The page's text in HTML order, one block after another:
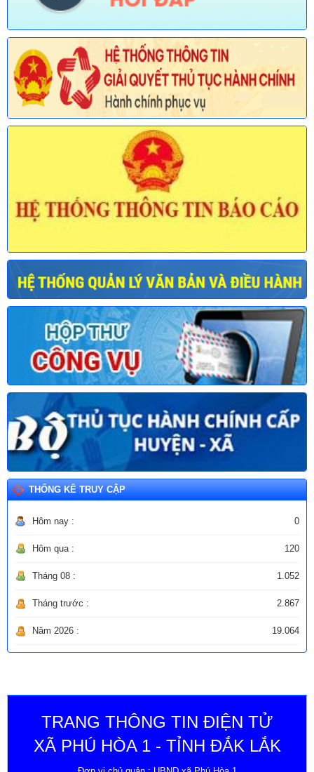
THỐNG KÊ TRUY CẬP
Hôm nay : 0
Hôm qua : 120
Tháng 08 : 1.052
Tháng trước : 2.867
Năm 2026 : 19.064
TRANG THÔNG TIN ĐIỆN TỬ
XÃ PHÚ HÒA 1 - TỈNH ĐẮK LẮK